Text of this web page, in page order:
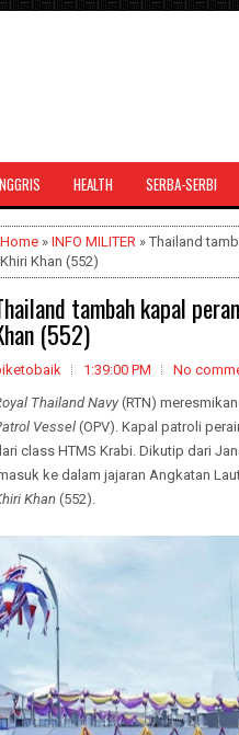
HEALTH SERBA-SERBI
Home » INFO MILITER » Thailand
Khiri Khan (552)
tambah kapal
(552)
1:39:00 PM
No
Thailand Navy(RTN)
Vessel (OPV). Kapal patroli
class HTMS Krabi. Dikutip dari
ke dalam jajaran Angkatan
Khan (552).